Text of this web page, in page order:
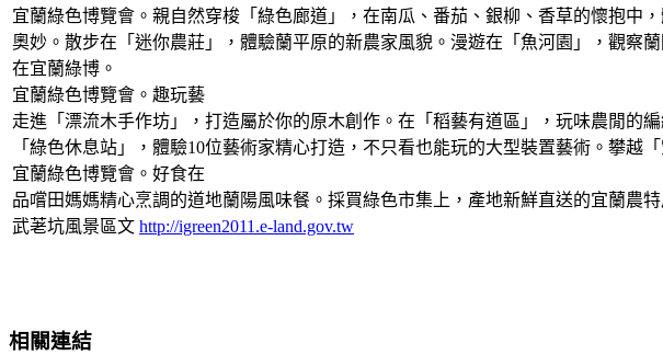
宜蘭綠色博覽會。親自然穿梭「綠色廊道」，在南瓜、番茄、銀柳、香草的懷抱中
奧妙。散步在「迷你農莊」，體驗蘭平原的新農家風貌。漫遊在「魚河園」，觀察
在宜蘭綠博。
宜蘭綠色博覽會。趣玩藝
走進「漂流木手作坊」，打造屬於你的原木創作。在「稻藝有道區」，玩味農閒的
「綠色休息站」，體驗10位藝術家精心打造，不只看也能玩的大型裝置藝術。攀越
宜蘭綠色博覽會。好食在
品嚐田媽媽精心烹調的道地蘭陽風味餐。採買綠色市集上，產地新鮮直送的宜蘭農
武荖坑風景區文 http://igreen2011.e-land.gov.tw
相關連結